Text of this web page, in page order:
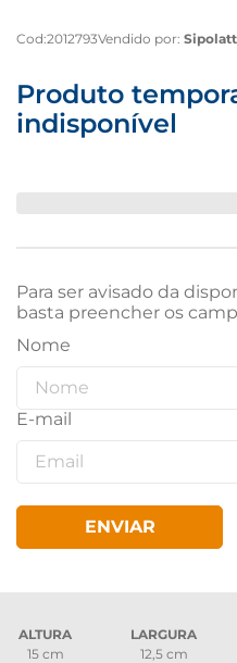
Cod:2012793Vendido por:
Produto
indisponível
Para ser avisado da
basta preencher os
ENVIAR
ALTURA
15 cm
LARGURA
12,5 cm